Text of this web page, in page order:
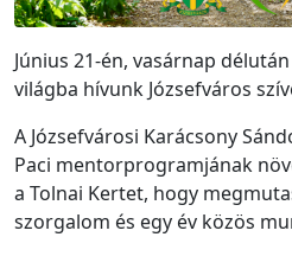
Június 21-én, vasárnap
világba hívunk Józsefváros
A Józsefvárosi Karácsony
Paci mentorprogramjának
a Tolnai Kertet, hogy
szorgalom és egy év közös